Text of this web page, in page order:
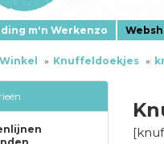
m'n Werkenzo
Winkel Knuffeldoekjes
[